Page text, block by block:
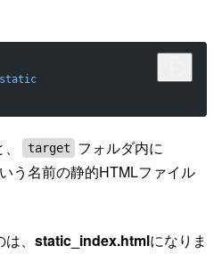
target フォルダ内に
う名前の静的HTMLファイル
、 static_index.htmlになりま